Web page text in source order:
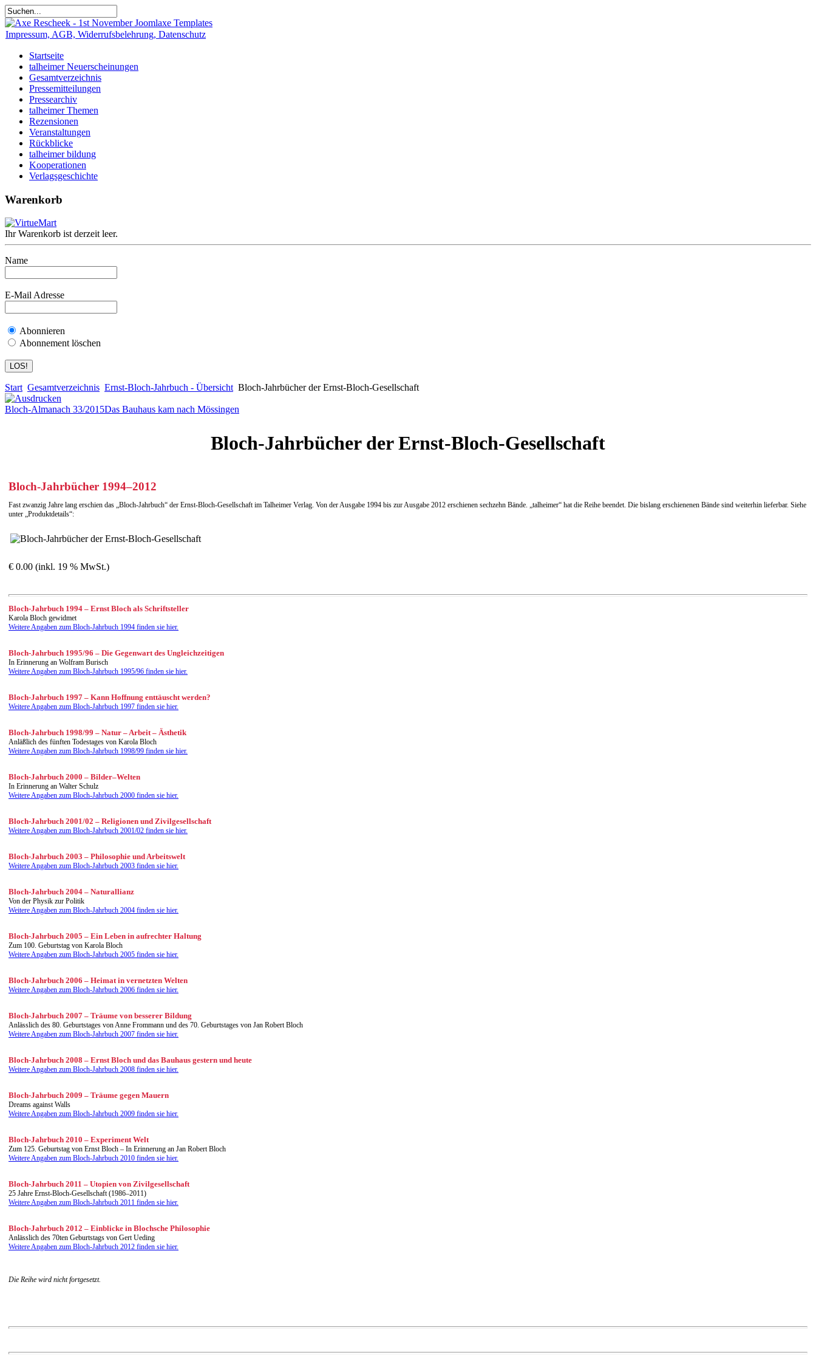
Impressum, AGB, Widerrufsbelehrung, Datenschutz
Startseite
talheimer Neuerscheinungen
Gesamtverzeichnis
Pressemitteilungen
Pressearchiv
talheimer Themen
Rezensionen
Veranstaltungen
Rückblicke
talheimer bildung
Kooperationen
Verlagsgeschichte
Warenkorb
Ihr Warenkorb ist derzeit leer.
Name
E-Mail Adresse
Abonnieren
Abonnement löschen
Start Gesamtverzeichnis Ernst-Bloch-Jahrbuch - Übersicht Bloch-Jahrbücher der Ernst-Bloch-Gesellschaft
Bloch-Almanach 33/2015Das Bauhaus kam nach Mössingen
Bloch-Jahrbücher der Ernst-Bloch-Gesellschaft
Bloch-Jahrbücher 1994–2012
Fast zwanzig Jahre lang erschien das „Bloch-Jahrbuch“ der Ernst-Bloch-Gesellschaft im Talheimer Verlag. Von der Ausgabe 1994 bis zur Ausgabe 2012 erschienen sechzehn Bände. „talheimer“ hat die Reihe beendet. Die bislang erschienenen Bände sind weiterhin lieferbar. Siehe
unter „Produktdetails“:
€ 0.00 (inkl. 19 % MwSt.)
Bloch-Jahrbuch 1994 – Ernst Bloch als Schriftsteller
Karola Bloch gewidmet
Weitere Angaben zum Bloch-Jahrbuch 1994 finden sie hier.
Bloch-Jahrbuch 1995/96 – Die Gegenwart des Ungleichzeitigen
In Erinnerung an Wolfram Burisch
Weitere Angaben zum Bloch-Jahrbuch 1995/96 finden sie hier.
Bloch-Jahrbuch 1997 – Kann Hoffnung enttäuscht werden?
Weitere Angaben zum Bloch-Jahrbuch 1997 finden sie hier.
Bloch-Jahrbuch 1998/99 – Natur – Arbeit – Ästhetik
Anläßlich des fünften Todestages von Karola Bloch
Weitere Angaben zum Bloch-Jahrbuch 1998/99 finden sie hier.
Bloch-Jahrbuch 2000 – Bilder–Welten
In Erinnerung an Walter Schulz
Weitere Angaben zum Bloch-Jahrbuch 2000 finden sie hier.
Bloch-Jahrbuch 2001/02 – Religionen und Zivilgesellschaft
Weitere Angaben zum Bloch-Jahrbuch 2001/02 finden sie hier.
Bloch-Jahrbuch 2003 – Philosophie und Arbeitswelt
Weitere Angaben zum Bloch-Jahrbuch 2003 finden sie hier.
Bloch-Jahrbuch 2004 – Naturallianz
Von der Physik zur Politik
Weitere Angaben zum Bloch-Jahrbuch 2004 finden sie hier.
Bloch-Jahrbuch 2005 – Ein Leben in aufrechter Haltung
Zum 100. Geburtstag von Karola Bloch
Weitere Angaben zum Bloch-Jahrbuch 2005 finden sie hier.
Bloch-Jahrbuch 2006 – Heimat in vernetzten Welten
Weitere Angaben zum Bloch-Jahrbuch 2006 finden sie hier.
Bloch-Jahrbuch 2007 – Träume von besserer Bildung
Anlässlich des 80. Geburtstages von Anne Frommann und des 70. Geburtstages von Jan Robert Bloch
Weitere Angaben zum Bloch-Jahrbuch 2007 finden sie hier.
Bloch-Jahrbuch 2008 – Ernst Bloch und das Bauhaus gestern und heute
Weitere Angaben zum Bloch-Jahrbuch 2008 finden sie hier.
Bloch-Jahrbuch 2009 – Träume gegen Mauern
Dreams against Walls
Weitere Angaben zum Bloch-Jahrbuch 2009 finden sie hier.
Bloch-Jahrbuch 2010 – Experiment Welt
Zum 125. Geburtstag von Ernst Bloch – In Erinnerung an Jan Robert Bloch
Weitere Angaben zum Bloch-Jahrbuch 2010 finden sie hier.
Bloch-Jahrbuch 2011 – Utopien von Zivilgesellschaft
25 Jahre Ernst-Bloch-Gesellschaft (1986–2011)
Weitere Angaben zum Bloch-Jahrbuch 2011 finden sie hier.
Bloch-Jahrbuch 2012 – Einblicke in Blochsche Philosophie
Anlässlich des 70ten Geburtstags von Gert Ueding
Weitere Angaben zum Bloch-Jahrbuch 2012 finden sie hier.
Die Reihe wird nicht fortgesetzt.